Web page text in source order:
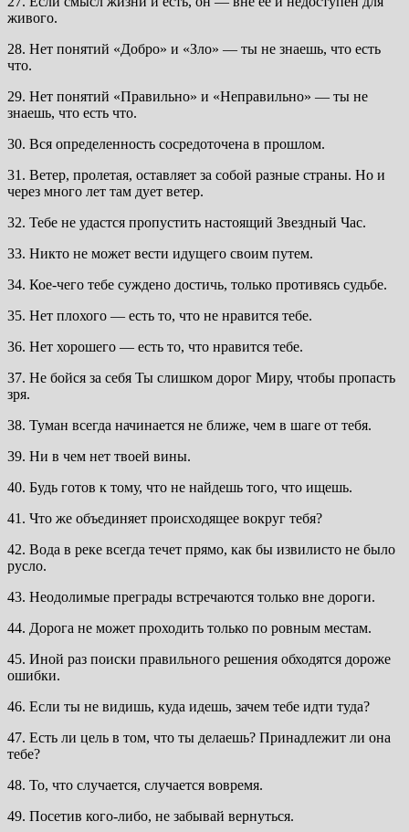
живого.
28. Нет понятий «Добро» и «Зло» — ты не знаешь, что есть
что.
29. Нет понятий «Правильно» и «Неправильно» — ты не
знаешь, что есть что.
30. Вся определенность сосредоточена в прошлом.
31. Ветер, пролетая, оставляет за собой разные страны. Но и
через много лет там дует ветер.
32. Тебе не удастся пропустить настоящий Звездный Час.
33. Никто не может вести идущего своим путем.
34. Кое-чего тебе суждено достичь, только противясь судьбе.
35. Нет плохого — есть то, что не нравится тебе.
36. Нет хорошего — есть то, что нравится тебе.
37. Не бойся за себя Ты слишком дорог Миру, чтобы пропасть
зря.
38. Туман всегда начинается не ближе, чем в шаге от тебя.
39. Ни в чем нет твоей вины.
40. Будь готов к тому, что не найдешь того, что ищешь.
41. Что же объединяет происходящее вокруг тебя?
42. Вода в реке всегда течет прямо, как бы извилисто не было
русло.
43. Неодолимые преграды встречаются только вне дороги.
44. Дорога не может проходить только по ровным местам.
45. Иной раз поиски правильного решения обходятся дороже
ошибки.
46. Если ты не видишь, куда идешь, зачем тебе идти туда?
47. Есть ли цель в том, что ты делаешь? Принадлежит ли она
тебе?
48. То, что случается, случается вовремя.
49. Посетив кого-либо, не забывай вернуться.